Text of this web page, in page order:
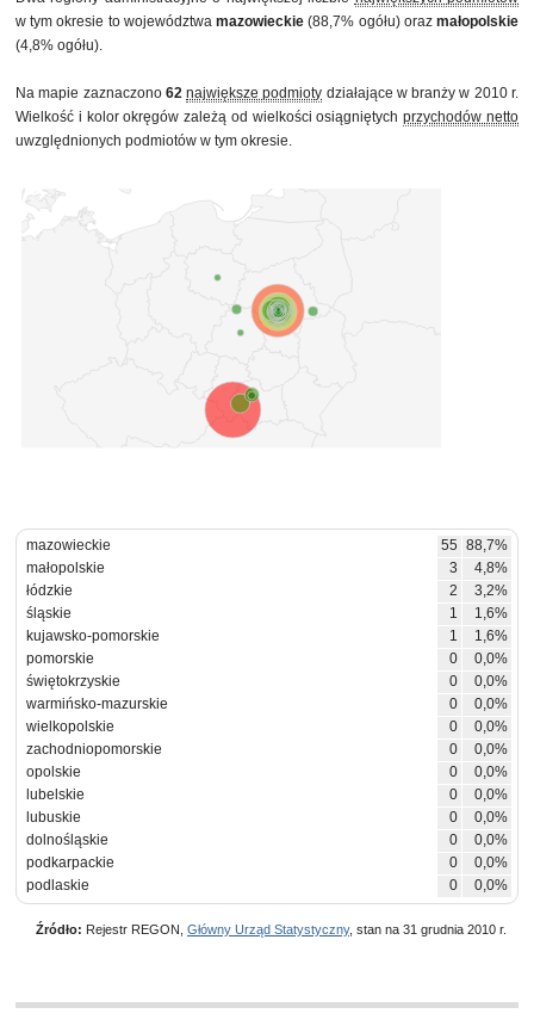
w tym okresie to województwamazowieckie (88,7% ogółu) orazmałopolskie
(4,8% ogółu).
Na mapie zaznaczono 62 największe podmioty działające w branży w 2010 r.
Wielkość i kolor okręgów zależą od wielkości osiągniętychprzychodów netto
uwzględnionych podmiotów w tym okresie.
mazowieckie 55 88,7%
małopolskie
3
4,8%
łódzkie
2
3,2%
śląskie
1
1,6%
kujawsko-pomorskie
1
1,6%
pomorskie
0
0,0%
świętokrzyskie
0
0,0%
warmińsko-mazurskie
0
0,0%
wielkopolskie
0
0,0%
zachodniopomorskie
0
0,0%
opolskie
0
0,0%
lubelskie
0
0,0%
lubuskie
0
0,0%
dolnośląskie
0
0,0%
podkarpackie
0
0,0%
podlaskie
0 0,0%
Źródło: Rejestr REGON, Główny Urząd Statystyczny, stan na 31 grudnia 2010 r.